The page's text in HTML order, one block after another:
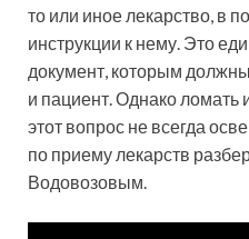
то или иное лекарство, в
инструкции к нему. Это
документ, которым
и пациент. Однако ломать
этот вопрос не всегда
по приему лекарств
Водовозовым.